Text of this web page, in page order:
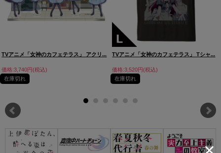
TVアニメ「女神のカフェテラス」 アクリ...
価格:3,740円(税込)
在庫切れ
TVアニメ「女神のカフェテラス」 Tシャ...
価格:3,520円(税込)
在庫切れ